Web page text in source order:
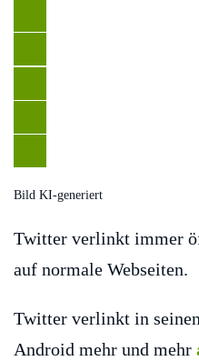
Bild KI-generiert
Twitter verlinkt immer
auf normale Webseiten.
Twitter verlinkt in
Android mehr und mehr